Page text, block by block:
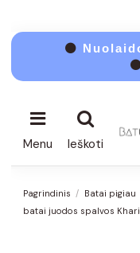
⚫
Menu Ieškoti
Pagrindinis Batai pigiau
batai juodos spalvos